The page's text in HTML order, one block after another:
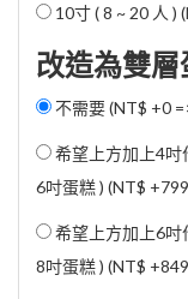
10寸 ( 8 ~ 20 人 ) (
改造為雙層
不需要 (NT$ +0
希望上方加上4吋
6吋蛋糕 ) (NT$ +799
希望上方加上6吋
8吋蛋糕 ) (NT$ +849